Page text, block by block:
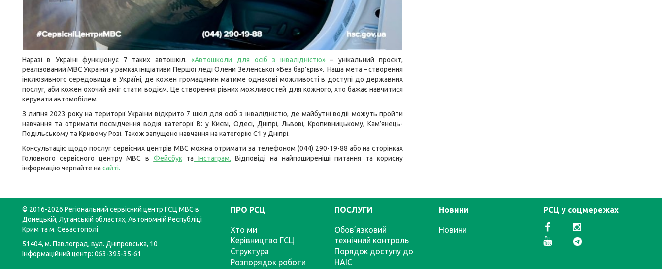
Наразі в Україні функціонує 7 таких автошкіл. «Автошколи для осіб з інвалідністю»– унікальний проєкт,
реалізований МВС України у рамках ініціативи Першої леді Олени Зеленської «Без бар’єрів». Наша мета – створення
інклюзивного середовища в Україні, де кожен громадянин матиме однакові можливості в доступі до державних
послуг, аби кожен охочий зміг стати водієм. Це створення рівних можливостей для кожного, хто бажає навчитися
керувати автомобілем.
З липня 2023 року на території України відкрито 7 шкіл для осіб з інвалідністю, де майбутні водії можуть пройти
навчання та отримати посвідчення водія категорії B: у Києві, Одесі, Дніпрі, Львові, Кропивницькому, Кам’янець-
Подільському та Кривому Розі. Також запущено навчання на категорію С1 у Дніпрі.
Консультацію щодо послуг сервісних центрів МВС можна отримати за телефоном (044) 290-19-88 або на сторінках
Головного сервісного центру МВС в
Фейсбукта Інстаграм. Відповіді на найпоширеніші питання та корисну
інформацію черпайте на сайті.
© 2016-2026 Регіональний сервісний центр ГСЦ МВС в
Донецькій, Луганській областях, Автономній Республіці
Крим та м. Севастополі
51404, м. Павлоград, вул. Дніпровська, 10
Інформаційний центр: 063-395-35-61
ПРО РСЦ
Хто ми
Керівництво ГСЦ
Структура
Розпорядок роботи
ПОСЛУГИ
Обов’язковий
технічний контроль
Порядок доступу до
НАІС
Новини
Новини
РСЦ у соцмережах